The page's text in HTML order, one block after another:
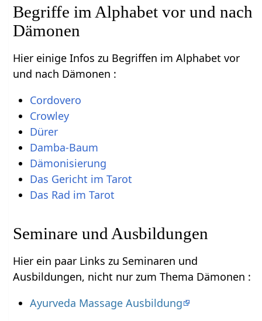
Begriffe im Alphabet vor und nach
Dämonen
Hier einige Infos zu Begriffen im Alphabet vor
und nach Dämonen :
Cordovero
Crowley
Dürer
Damba-Baum
Dämonisierung
Das Gericht im Tarot
Das Rad im Tarot
Seminare und Ausbildungen
Hier ein paar Links zu Seminaren und
Ausbildungen, nicht nur zum Thema Dämonen :
Ayurveda Massage Ausbildung